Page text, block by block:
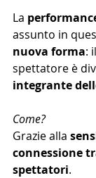
La
assunto in
nuova forma: il
spettatore è
integrante
Come?
Grazie alla
connessione
spettatori.